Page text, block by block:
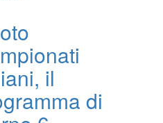
il
di